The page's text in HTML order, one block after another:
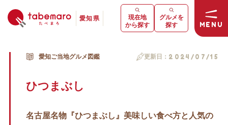
愛知県
MENU
現在地
から探す
グルメを
探す
愛知ご当地グルメ図鑑 更新日： 2024/07/15
ひつまぶし
名古屋名物『ひつまぶし』美味しい食べ方と人気の